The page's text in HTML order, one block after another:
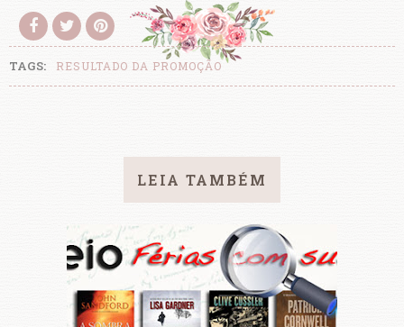
TAGS: RESULTADO DA PROMOÇÃO
LEIA TAMBÉM